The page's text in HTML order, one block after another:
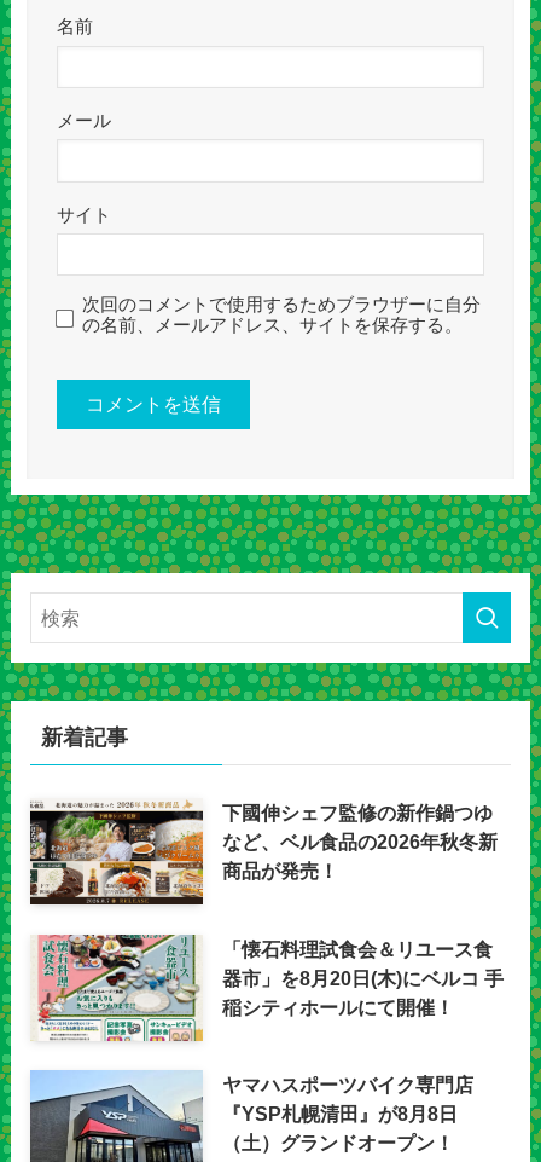
名前
メール
サイト
次回のコメントで使用するためブラウザーに自分
の名前、メールアドレス、サイトを保存する。
新着記事
下國伸シェフ監修の新作鍋つゆ
など、ベル食品の2026年秋冬新
商品が発売！
「懐石料理試食会＆リユース食
器市」を8月20日(木)にベルコ 手
稲シティホールにて開催！
ヤマハスポーツバイク専門店
『YSP札幌清田』が8月8日
（土）グランドオープン！